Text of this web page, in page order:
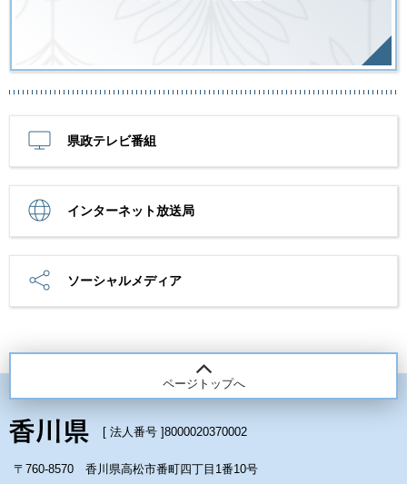
県政テレビ番組
インターネット放送局
ソーシャルメディア
ページトップへ
[ 法人番号 ]8000020370002
〒760-8570 香川県高松市番町四丁目1番10号